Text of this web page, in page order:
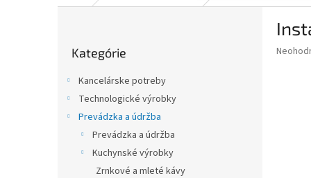
kategórie
Kategórie
Kancelárske potreby
Technologické výrobky
Prevádzka a údržba
Prevádzka a údržba
Kuchynské výrobky
Zrnkové a mleté kávy